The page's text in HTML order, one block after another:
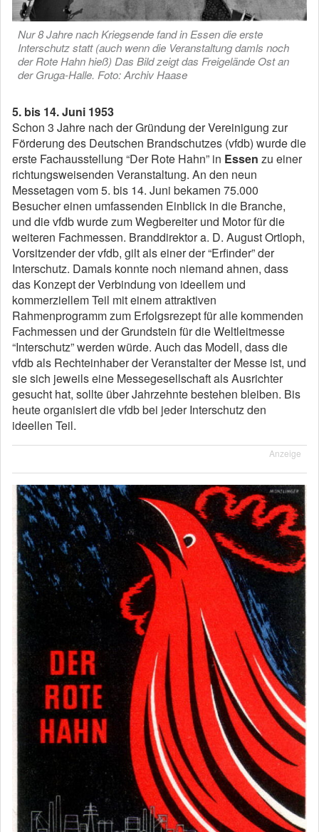
Nur 8 Jahre nach Kriegsende fand in Essen die erste
Interschutz statt (auch wenn die Veranstaltung damls noch
der Rote Hahn hieß) Das Bild zeigt das Freigelände Ost an
der Gruga-Halle. Foto: Archiv Haase
5. bis 14. Juni 1953
Schon 3 Jahre nach der Gründung der Vereinigung zur
Förderung des Deutschen Brandschutzes (vfdb) wurde die
erste Fachausstellung “Der Rote Hahn” in Essen zu einer
richtungsweisenden Veranstaltung. An den neun
Messetagen vom 5. bis 14. Juni bekamen 75.000
Besucher einen umfassenden Einblick in die Branche,
und die vfdb wurde zum Wegbereiter und Motor für die
weiteren Fachmessen. Branddirektor a. D. August Ortloph,
Vorsitzender der vfdb, gilt als einer der “Erfinder” der
Interschutz. Damals konnte noch niemand ahnen, dass
das Konzept der Verbindung von ideellem und
kommerziellem Teil mit einem attraktiven
Rahmenprogramm zum Erfolgsrezept für alle kommenden
Fachmessen und der Grundstein für die Weltleitmesse
“Interschutz” werden würde. Auch das Modell, dass die
vfdb als Rechteinhaber der Veranstalter der Messe ist, und
sie sich jeweils eine Messegesellschaft als Ausrichter
gesucht hat, sollte über Jahrzehnte bestehen bleiben. Bis
heute organisiert die vfdb bei jeder Interschutz den
ideellen Teil.
Anzeige